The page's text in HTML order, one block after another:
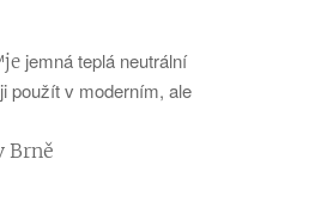
je jemná teplá neutrální
použít v moderním, ale
Brně